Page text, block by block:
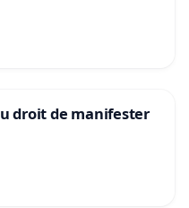
droit de manifester